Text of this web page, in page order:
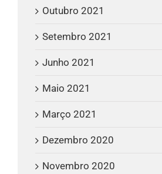
Outubro 2021
Setembro 2021
Junho 2021
Maio 2021
Março 2021
Dezembro 2020
Novembro 2020